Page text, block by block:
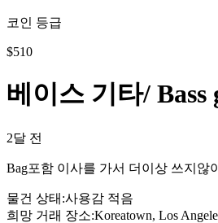
코인 등급
$510
베이스 기타/ Bass
2달 전
Bag포함 이사를 가서 더이상 쓰지않
물건 상태 :사용감 적음
희망 거래 장소:Koreatown, Los